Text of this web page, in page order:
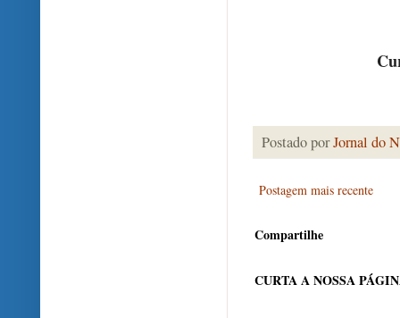
Postado porJornal do
Postagem mais recente
Compartilhe
CURTA A NOSSA